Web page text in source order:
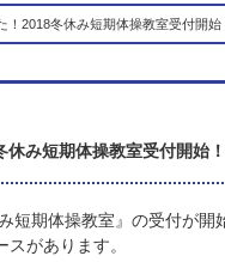
！2018冬休み短期体操教室受付開始
休み短期体操教室受付開始！
短期体操教室』の受付が開
があります。